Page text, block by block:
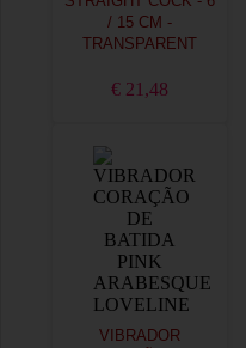
/ 15 CM -
TRANSPARENT
€ 21,48
VIBRADOR